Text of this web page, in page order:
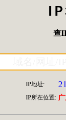
查
IP地址:
IP所在位置: